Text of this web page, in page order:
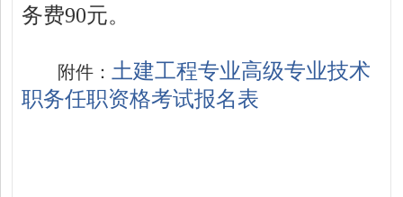
务费90元。
附件： 土建工程专业高级专业技术
职务任职资格考试报名表